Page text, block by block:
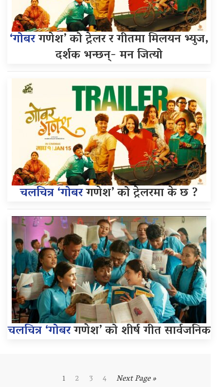
‘गोबरगणेश’ को ट्रेलर र गीतमा मिलयन भ्युज,
दर्शक भन्छन्- मन जित्यो
चलचित्र ‘गोबरगणेश’ को ट्रेलरमा के छ ?
चलचित्र ‘गोबरगणेश’ को शीर्ष गीत सार्वजनिक
1 2 3 4 Next Page »